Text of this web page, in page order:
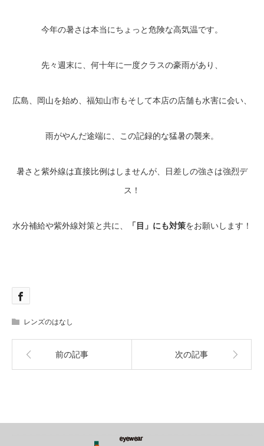
今年の暑さは本当にちょっと危険な高気温です。
先々週末に、何十年に一度クラスの豪雨があり、
広島、岡山を始め、福知山市もそして本店の店舗も水害に会い、
雨がやんだ途端に、この記録的な猛暑の襲来。
暑さと紫外線は直接比例はしませんが、日差しの強さは強烈デ
ス！
水分補給や紫外線対策と共に、 「目」にも対策をお願いします！
レンズのはなし
前の記事 次の記事